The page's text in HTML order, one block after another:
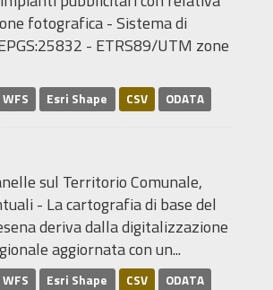
fotografica - Sistema di
- ETRS89/UTM zone
WFS Esri Shape CSV ODATA
sul Territorio Comunale,
- La cartografia di base del
deriva dalla digitalizzazione
aggiornata con un...
WFS Esri Shape CSV ODATA